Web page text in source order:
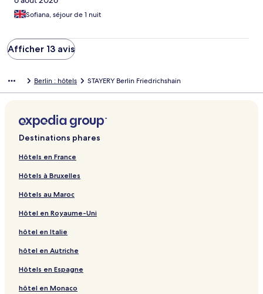
Sofiana, séjour de 1 nuit
Afficher 13 avis
Berlin : hôtels STAYERY Berlin Friedrichshain
Destinations phares
Hôtels en France
Hôtels à Bruxelles
Hôtels au Maroc
Hôtel en Royaume-Uni
hôtel en Italie
hôtel en Autriche
Hôtels en Espagne
hôtel en Monaco